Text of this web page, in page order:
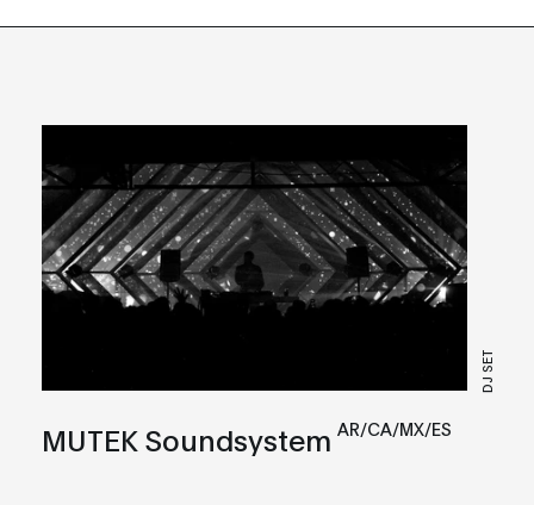
DJ SET
MUTEK Soundsystem AR/CA/MX/ES